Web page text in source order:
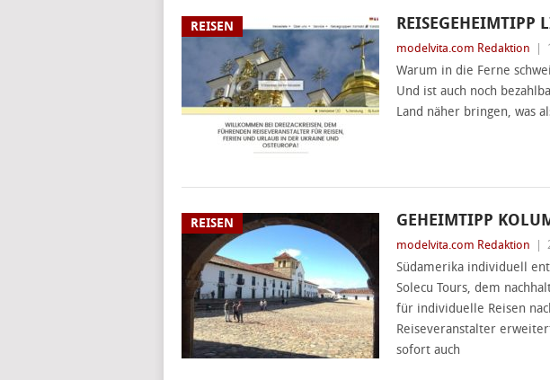
REISEN REISEGEHEIMTIPP
modelvita.com Redaktion
Warum in die Ferne
Und ist auch noch
Land näher bringen, was
REISEN GEHEIMTIPP
modelvita.com Redaktion
Südamerika individuell
Solecu Tours, dem
für individuelle Reisen
Reiseveranstalter
sofort auch